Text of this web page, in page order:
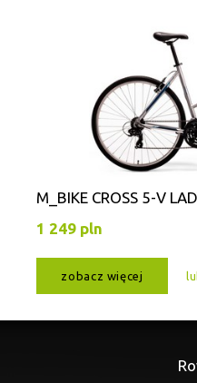
M_BIKE CROSS 5-V
1 249 pln
zobacz więcej